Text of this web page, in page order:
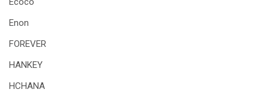
Enon
FOREVER
HANKEY
HCHANA